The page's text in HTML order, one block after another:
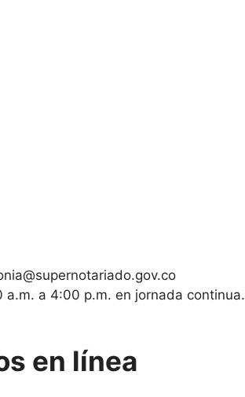
a.m. a 4:00 p.m. en jornada continua.
en línea